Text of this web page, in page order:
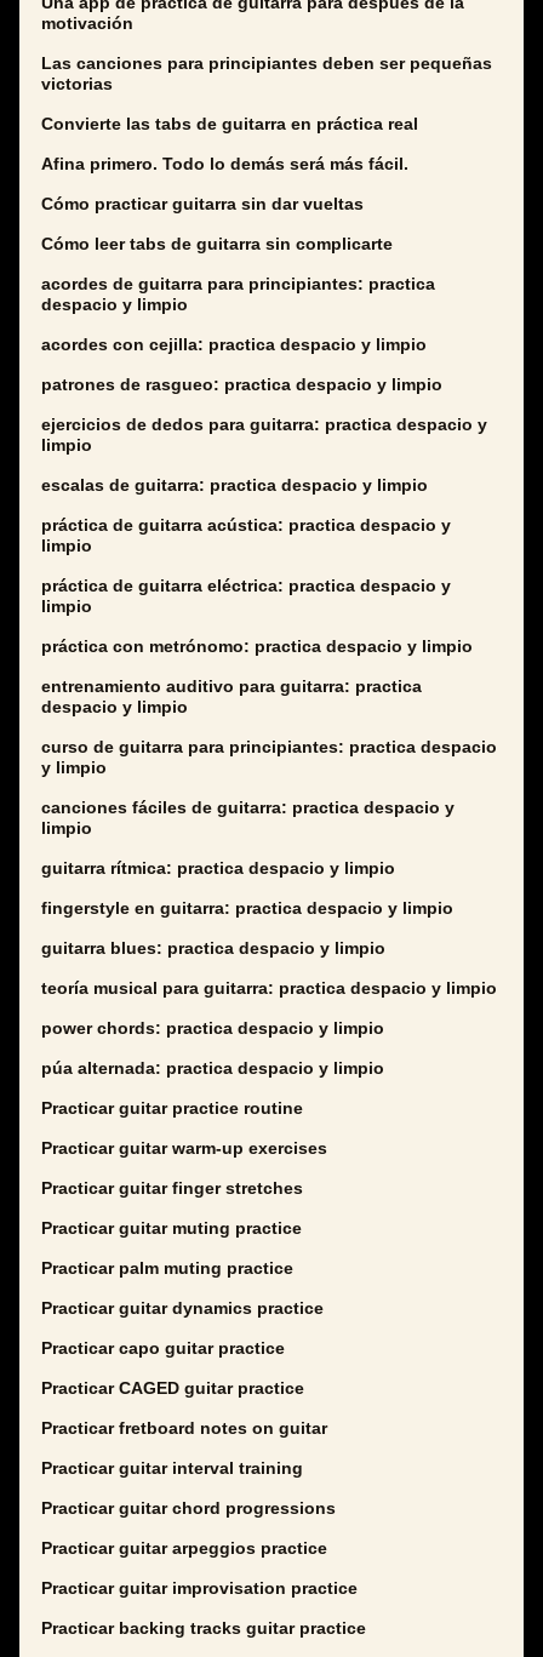
motivación
Las canciones para principiantes deben ser pequeñas
victorias
Convierte las tabs de guitarra en práctica real
Afina primero. Todo lo demás será más fácil.
Cómo practicar guitarra sin dar vueltas
Cómo leer tabs de guitarra sin complicarte
acordes de guitarra para principiantes: practica
despacio y limpio
acordes con cejilla: practica despacio y limpio
patrones de rasgueo: practica despacio y limpio
ejercicios de dedos para guitarra: practica despacio y
limpio
escalas de guitarra: practica despacio y limpio
práctica de guitarra acústica: practica despacio y
limpio
práctica de guitarra eléctrica: practica despacio y
limpio
práctica con metrónomo: practica despacio y limpio
entrenamiento auditivo para guitarra: practica
despacio y limpio
curso de guitarra para principiantes: practica despacio
y limpio
canciones fáciles de guitarra: practica despacio y
limpio
guitarra rítmica: practica despacio y limpio
fingerstyle en guitarra: practica despacio y limpio
guitarra blues: practica despacio y limpio
teoría musical para guitarra: practica despacio y limpio
power chords: practica despacio y limpio
púa alternada: practica despacio y limpio
Practicar guitar practice routine
Practicar guitar warm-up exercises
Practicar guitar finger stretches
Practicar guitar muting practice
Practicar palm muting practice
Practicar guitar dynamics practice
Practicar capo guitar practice
Practicar CAGED guitar practice
Practicar fretboard notes on guitar
Practicar guitar interval training
Practicar guitar chord progressions
Practicar guitar arpeggios practice
Practicar guitar improvisation practice
Practicar backing tracks guitar practice